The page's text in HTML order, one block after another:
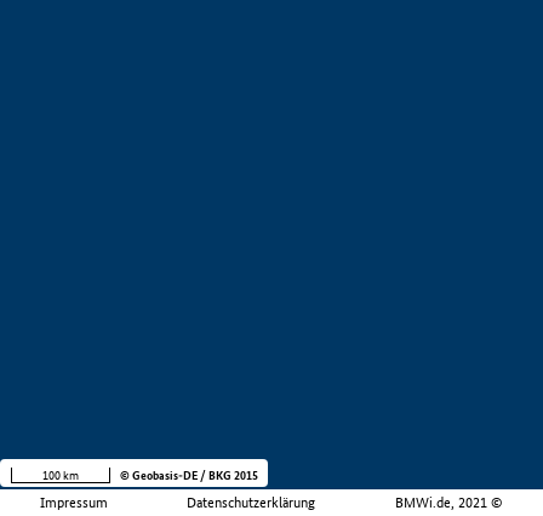
Impressum Datenschutzerklärung BMWi.de, 2021 ©
100 km © Geobasis-DE / BKG 2015